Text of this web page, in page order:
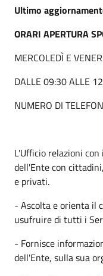
Ultimo
ORARI APERTURA
MERCOLEDÌ E
DALLE 09:30 ALLE
NUMERO DI
L'Ufficio relazioni
dell'Ente con
e privati.
- Ascolta e orienta il
usufruire di tutti i
- Fornisce
dell'Ente, sulla sua